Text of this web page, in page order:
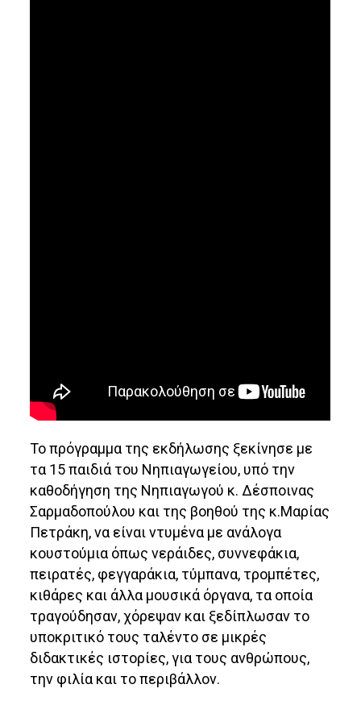
Το πρόγραμμα της εκδήλωσης ξεκίνησε με
τα 15 παιδιά του Νηπιαγωγείου, υπό την
καθοδήγηση της Νηπιαγωγού κ. Δέσποινας
Σαρμαδοπούλου και της βοηθού της κ.Μαρίας
Πετράκη, να είναι ντυμένα με ανάλογα
κουστούμια όπως νεράιδες, συννεφάκια,
πειρατές, φεγγαράκια, τύμπανα, τρομπέτες,
κιθάρες και άλλα μουσικά όργανα, τα οποία
τραγούδησαν, χόρεψαν και ξεδίπλωσαν το
υποκριτικό τους ταλέντο σε μικρές
διδακτικές ιστορίες, για τους ανθρώπους,
την φιλία και το περιβάλλον.